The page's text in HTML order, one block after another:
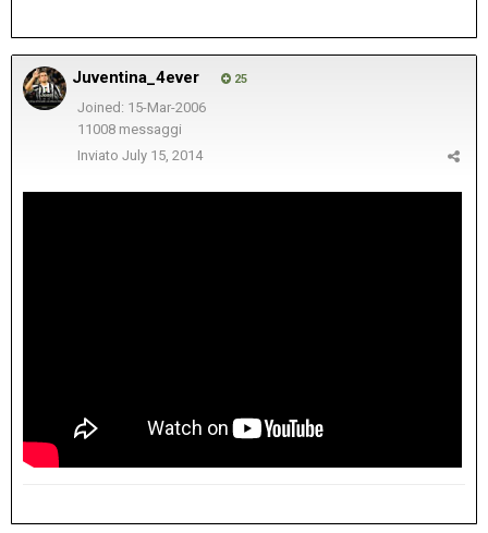
Juventina_4ever 25
Joined: 15-Mar-2006
11008 messaggi
Inviato July 15, 2014